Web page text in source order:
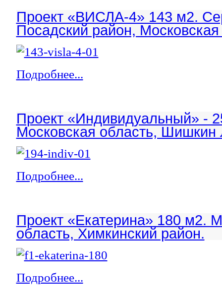
Проект «ВИСЛА-4» 143 м2.
Посадский район, Московская
Подробнее...
Проект «Индивидуальный» -
Московская область, Шишкин
Подробнее...
Проект «Екатерина» 180 м2.
область, Химкинский район.
Подробнее...